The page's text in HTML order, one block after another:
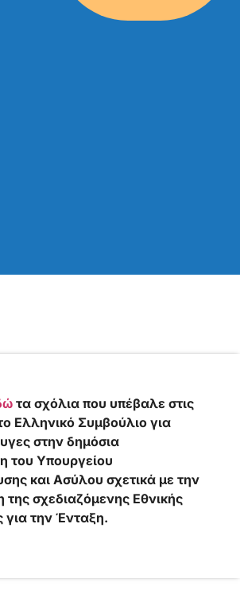
τα σχόλια που υπέβαλε στις
Ελληνικό Συμβούλιο για
στην δημόσια
του Υπουργείου
και Ασύλου σχετικά με την
σχεδιαζόμενης Εθνικής
για την Ένταξη.